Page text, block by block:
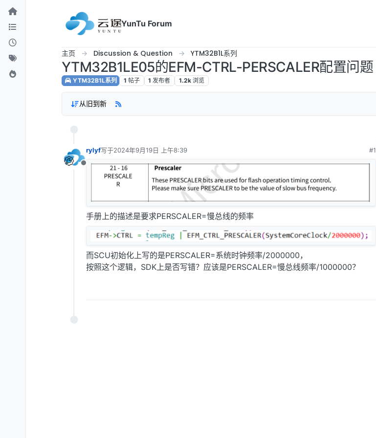
跳转至内容
YunTu Forum
主页 Discussion & Question YTM32B1L系列
YTM32B1LE05的EFM-CTRL-PERSCALER配置问题
YTM32B1L系列 1 帖子 1 发布者 1.2k 浏览
从旧到新
离线
rylyf写于2024年9月19日 上午8:39
最后由 编辑
#1
手册上的描述是要求PERSCALER=慢总线的频率
而SCU初始化上写的是PERSCALER=系统时钟频率/2000000，
按照这个逻辑，SDK上是否写错？应该是PERSCALER=慢总线频率/1000000？